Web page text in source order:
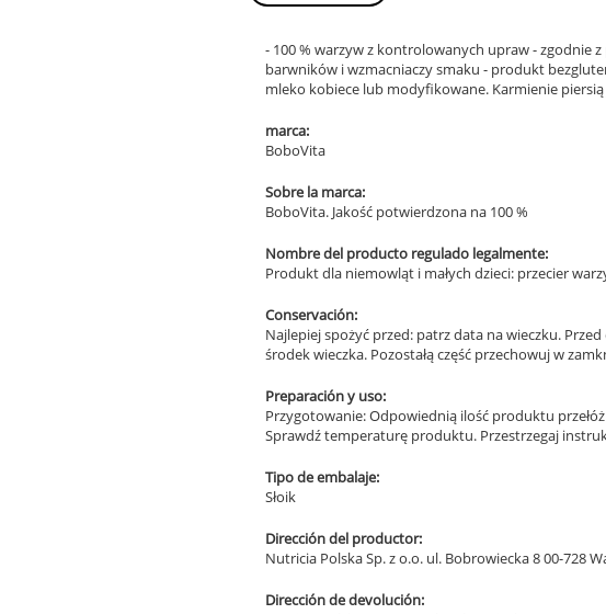
- 100 % warzyw z kontrolowanych upraw - zgodnie
barwników i wzmacniaczy smaku - produkt
mleko kobiece lub modyfikowane. Karmienie piersią
marca:
BoboVita
Sobre la marca:
BoboVita. Jakość potwierdzona na 100 %
Nombre del producto regulado legalmente:
Produkt dla niemowląt i małych dzieci: przecier
Conservación:
Najlepiej spożyć przed: patrz data na wieczku.
środek wieczka. Pozostałą część przechowuj w
Preparación y uso:
Przygotowanie: Odpowiednią ilość produktu
Sprawdź temperaturę produktu. Przestrzegaj
Tipo de embalaje:
Słoik
Dirección del productor:
Nutricia Polska Sp. z o.o. ul. Bobrowiecka 8 00-728
Dirección de devolución: